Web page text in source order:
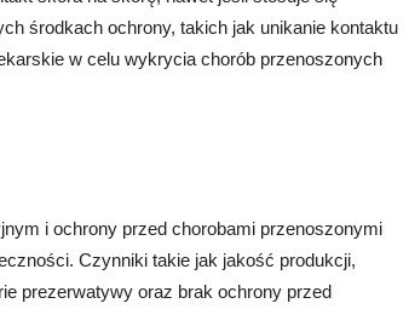
środkach ochrony, takich jak unikanie kontaktu
w celu wykrycia chorób przenoszonych
i ochrony przed chorobami przenoszonymi
Czynniki takie jak jakość produkcji,
prezerwatywy oraz brak ochrony przed